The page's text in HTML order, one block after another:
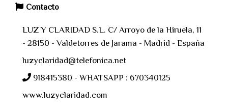
Contacto
LUZ Y CLARIDAD S.L. C/ Arroyo de la Hiruela, 11
- 28150 - Valdetorres de Jarama - Madrid - España
luzyclaridad@telefonica.net
918415380 - WHATSAPP : 670340125
www.luzyclaridad.com